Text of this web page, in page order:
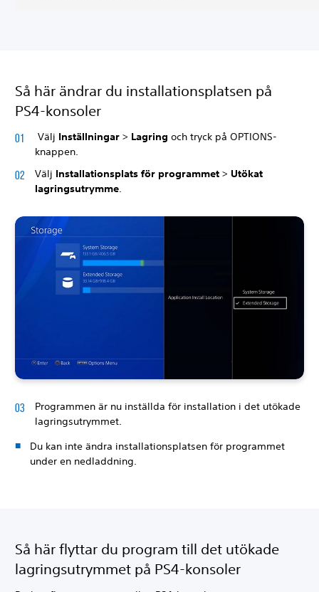
Så här ändrar du installationsplatsen på
PS4-konsoler
Välj Inställningar > Lagring och tryck på OPTIONS-
knappen.
Välj Installationsplats för programmet > Utökat
lagringsutrymme.
Programmen är nu inställda för installation i det utökade
lagringsutrymmet.
Du kan inte ändra installationsplatsen för programmet
under en nedladdning.
Så här flyttar du program till det utökade
lagringsutrymmet på PS4-konsoler